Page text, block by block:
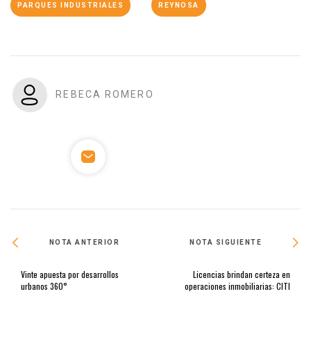
PARQUES INDUSTRIALES REYNOSA
REBECA ROMERO
NOTA ANTERIOR
Vinte apuesta por desarrollos
urbanos 360°
NOTA SIGUIENTE
Licencias brindan certeza en
operaciones inmobiliarias: CITI